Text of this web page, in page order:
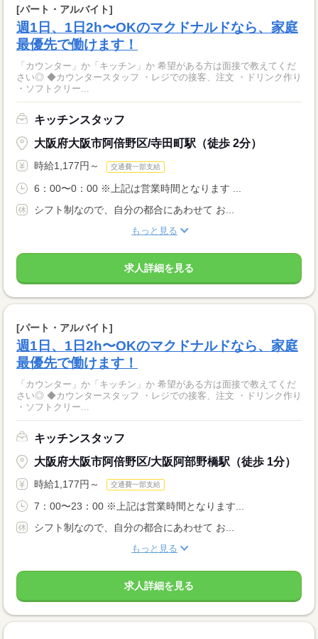
[パート・アルバイト]
週1日、1日2h〜OKのマクドナルドなら、家庭
最優先で働けます！
「カウンター」か「キッチン」か 希望がある方は面接で教えてくだ
さい◎ ◆カウンタースタッフ ・レジでの接客、注文 ・ドリンク作り
・ソフトクリー...
キッチンスタッフ
大阪府大阪市阿倍野区/寺田町駅（徒歩 2分）
時給1,177円～ 交通費一部支給
6：00〜0：00 ※上記は営業時間となります ...
シフト制なので、自分の都合にあわせて お...
もっと見る
求人詳細を見る
[パート・アルバイト]
週1日、1日2h〜OKのマクドナルドなら、家庭
最優先で働けます！
「カウンター」か「キッチン」か 希望がある方は面接で教えてくだ
さい◎ ◆カウンタースタッフ ・レジでの接客、注文 ・ドリンク作り
・ソフトクリー...
キッチンスタッフ
大阪府大阪市阿倍野区/大阪阿部野橋駅（徒歩 1分）
時給1,177円～ 交通費一部支給
7：00〜23：00 ※上記は営業時間となります...
シフト制なので、自分の都合にあわせて お...
もっと見る
求人詳細を見る